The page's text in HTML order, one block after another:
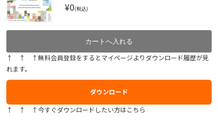
¥0(税込)
↑ ↑ ↑無料会員登録をするとマイページよりダウンロード履歴が見
れます。
ダウンロード
↑ ↑ ↑今すぐダウンロードしたい方はこちら